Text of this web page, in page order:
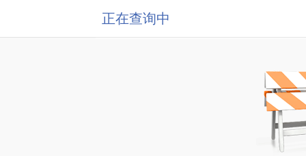
正在查询中